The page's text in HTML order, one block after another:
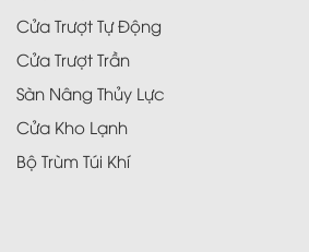
Cửa Trượt Tự Động
Cửa Trượt Trần
Sàn Nâng Thủy Lực
Cửa Kho Lạnh
Bộ Trùm Túi Khí